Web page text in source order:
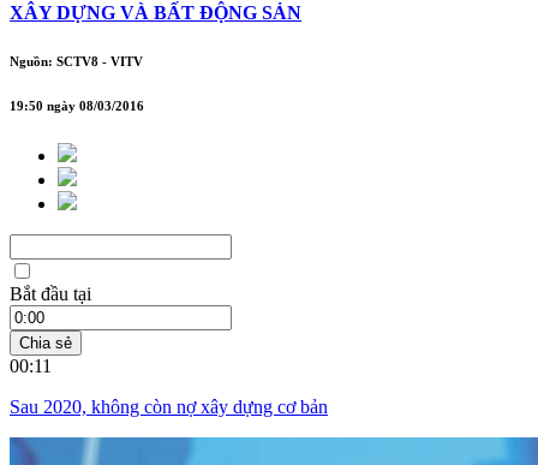
XÂY DỰNG VÀ BẤT ĐỘNG SẢN
Nguồn: SCTV8 - VITV
19:50 ngày 08/03/2016
Bắt đầu tại
Chia sẻ
00:11
Sau 2020, không còn nợ xây dựng cơ bản